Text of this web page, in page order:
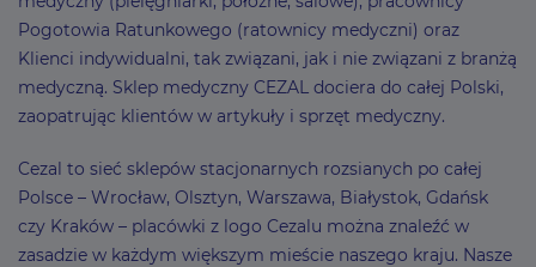
Pogotowia Ratunkowego (ratownicy medyczni) oraz
Klienci indywidualni, tak związani, jak i nie związani z branżą
medyczną. Sklep medyczny CEZAL dociera do całej Polski,
zaopatrując klientów w artykuły i sprzęt medyczny.
Cezal to sieć sklepów stacjonarnych rozsianych po całej
Polsce – Wrocław, Olsztyn, Warszawa, Białystok, Gdańsk
czy Kraków – placówki z logo Cezalu można znaleźć w
zasadzie w każdym większym mieście naszego kraju. Nasze